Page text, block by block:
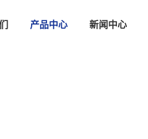
产品中心 新闻中心